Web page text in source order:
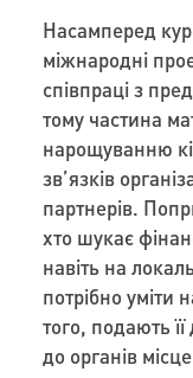
Насамперед
міжнародні
співпраці з
тому частина
нарощуванню
зв’язків
партнерів.
хто шукає
навіть на
потрібно уміти
того, подають
до органів